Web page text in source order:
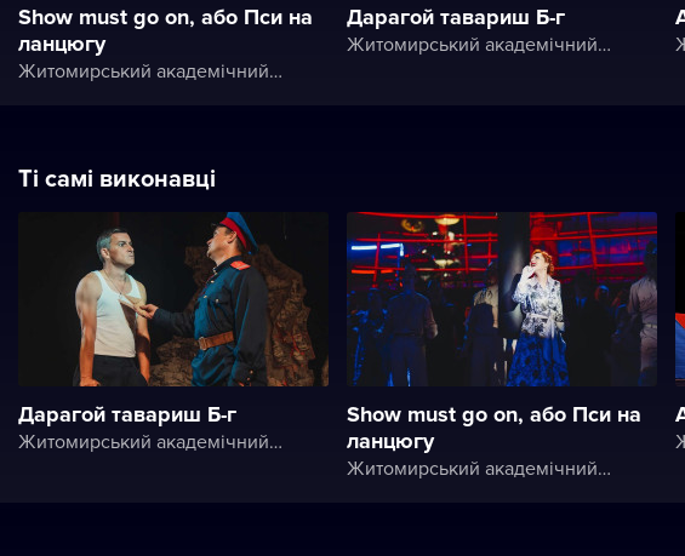
Show must go on, або Пси на
ланцюгу
Житомирський академічний український музично-драматичний театр ім. І. Кочерги
Дарагой тавариш Б-г
Житомирський академічний український музично-драматичний театр ім. І. Кочерги
Ті самі виконавці
Дарагой тавариш Б-г
Житомирський академічний український музично-драматичний театр ім. І. Кочерги
Show must go on, або Пси на
ланцюгу
Житомирський академічний український музично-драматичний театр ім. І. Кочерги